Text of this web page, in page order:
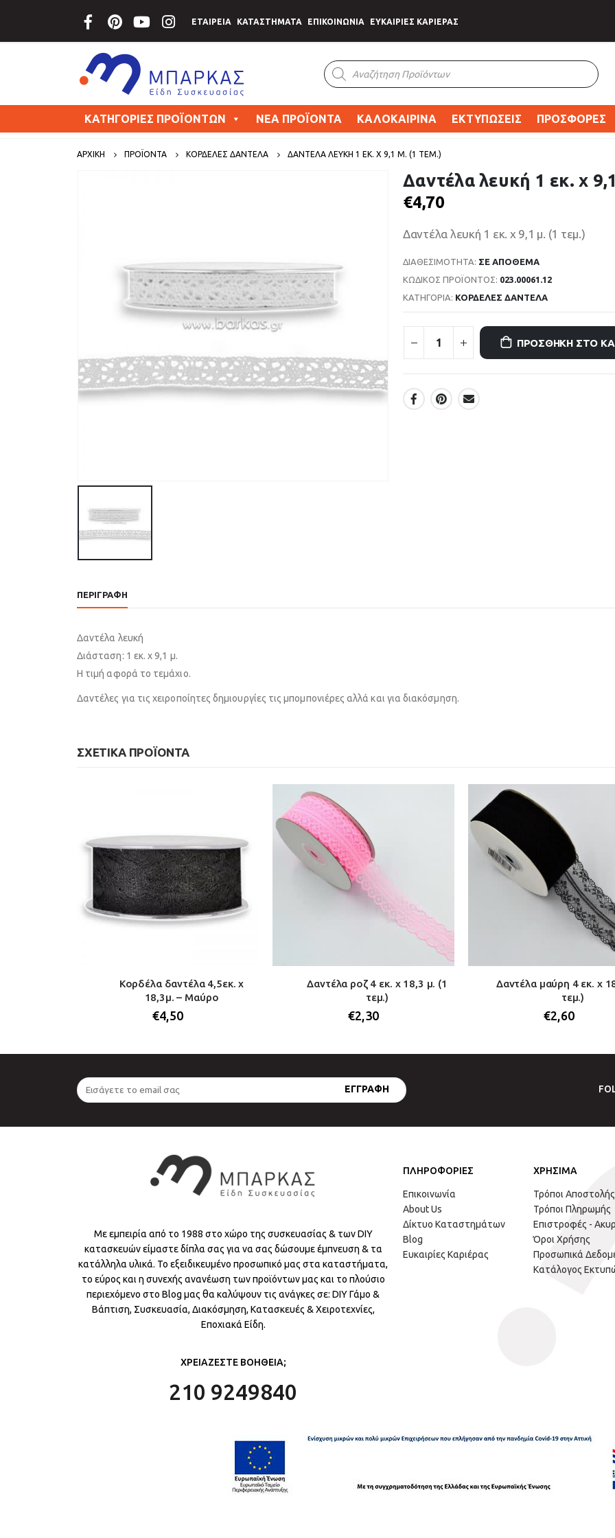
ΕΤΑΙΡΕΙΑ ΚΑΤΑΣΤΗΜΑΤΑ ΕΠΙΚΟΙΝΩΝΙΑ ΕΥΚΑΙΡΙΕΣ ΚΑΡΙΕΡΑΣ
Products
search
ΚΑΤΗΓΟΡΙΕΣ ΠΡΟΪΟΝΤΩΝ ΝΕΑ ΠΡΟΪΟΝΤΑ ΚΑΛΟΚΑΙΡΙΝΑ ΕΚΤΥΠΩΣΕΙΣ ΠΡΟΣΦΟΡΕΣ
ΑΡΧΙΚΗ ΠΡΟΪΟΝΤΑ ΚΟΡΔΕΛΕΣ ΔΑΝΤΕΛΑ ΔΑΝΤΈΛΑ ΛΕΥΚΉ 1 ΕΚ. X 9,1 Μ. (1 ΤΕΜ.)
Δαντέλα λευκή 1 εκ. x
€4,70
Δαντέλα λευκή 1 εκ. x 9,1 μ. (1 τεμ.)
ΔΙΑΘΕΣΙΜΌΤΗΤΑ: ΣΕ ΑΠΌΘΕΜΑ
ΚΩΔΙΚΌΣ ΠΡΟΪΌΝΤΟΣ: 023.00061.12
ΚΑΤΗΓΟΡΊΑ: ΚΟΡΔΕΛΕΣ ΔΑΝΤΕΛΑ
ΠΡΟΣΘΉΚΗ ΣΤΟ
ΠΕΡΙΓΡΑΦΉ
Δαντέλα λευκή
Διάσταση: 1 εκ. x 9,1 μ.
Η τιμή αφορά το τεμάχιο.
Δαντέλες για τις χειροποίητες δημιουργίες τις μπομπονιέρες αλλά και για διακόσμηση.
ΣΧΕΤΙΚΆ ΠΡΟΪΌΝΤΑ
Κορδέλα δαντέλα 4,5εκ. x
18,3μ. – Μαύρο
€4,50
Δαντέλα ροζ 4 εκ. x 18,3 μ. (1
τεμ.)
€2,30
Δαντέλα μαύρη 4 εκ. x
τεμ.)
€2,60
Με εμπειρία από το 1988 στο χώρο της συσκευασίας & των DIY
κατασκευών είμαστε δίπλα σας για να σας δώσουμε έμπνευση & τα
κατάλληλα υλικά. Το εξειδικευμένο προσωπικό μας στα καταστήματα,
το εύρος και η συνεχής ανανέωση των προϊόντων μας και το πλούσιο
περιεχόμενο στο Blog μας θα καλύψουν τις ανάγκες σε: DIY Γάμο &
Βάπτιση, Συσκευασία, Διακόσμηση, Κατασκευές & Χειροτεχνίες,
Εποχιακά Είδη.
ΧΡΕΙΑΖΕΣΤΕ ΒΟΗΘΕΙΑ;
210 9249840
ΠΛΗΡΟΦΟΡΙΕΣ
Επικοινωνία
About Us
Δίκτυο Καταστημάτων
Blog
Ευκαιρίες Καριέρας
ΧΡΗΣΙΜΑ
Τρόποι Αποστολής
Τρόποι Πληρωμής
Επιστροφές -
Όροι Χρήσης
Προσωπικά
Κατάλογος